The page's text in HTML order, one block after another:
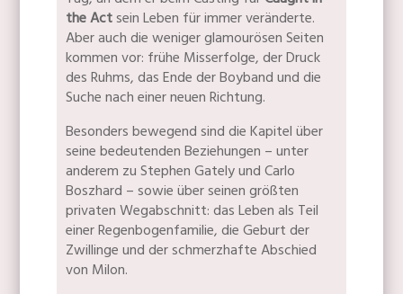
the Actsein Leben für immer veränderte.
Aber auch die weniger glamourösen Seiten
kommen vor: frühe Misserfolge, der Druck
des Ruhms, das Ende der Boyband und die
Suche nach einer neuen Richtung.
Besonders bewegend sind die Kapitel über
seine bedeutenden Beziehungen – unter
anderem zu Stephen Gately und Carlo
Boszhard – sowie über seinen größten
privaten Wegabschnitt: das Leben als Teil
einer Regenbogenfamilie, die Geburt der
Zwillinge und der schmerzhafte Abschied
von Milon.